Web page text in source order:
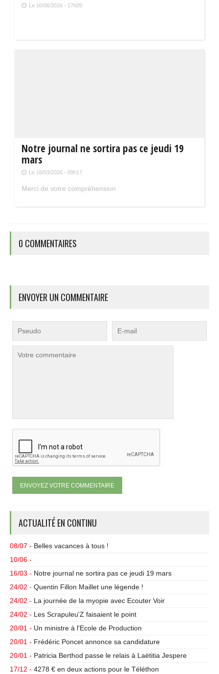
Le 10/06/2026 - 17h09
Notre journal ne sortira pas ce jeudi 19
mars
Le 16/03/2026 - 09h17
Merci de votre compréhension
0 COMMENTAIRES
ENVOYER UN COMMENTAIRE
ACTUALITÉ EN CONTINU
08/07 - Belles vacances à tous !
10/06 -
16/03 - Notre journal ne sortira pas ce jeudi 19 mars
24/02 - Quentin Fillon Maillet une légende !
24/02 - La journée de la myopie avec Ecouter Voir
24/02 - Les Scrapuleu'Z faisaient le point
20/01 - Un ministre à l'Ecole de Production
20/01 - Frédéric Poncet annonce sa candidature
20/01 - Patricia Berthod passe le relais à Laëtitia Jespere
17/12 - 4278 € en deux actions pour le Téléthon